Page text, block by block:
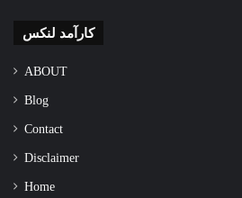
کارآمد لنکس
ABOUT
Blog
Contact
Disclaimer
Home